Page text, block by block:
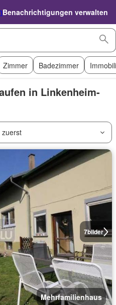
Benachrichtigungen verwalten
Zimmer Badezimmer
in Linkenheim-
zuerst
7bilder
Mehrfamilienhaus